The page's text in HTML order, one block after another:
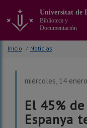
contenido
principal
Universitat de
Biblioteca y
Documentación
Inicio / Noticias
miércoles, 14
El 45%
Espanya